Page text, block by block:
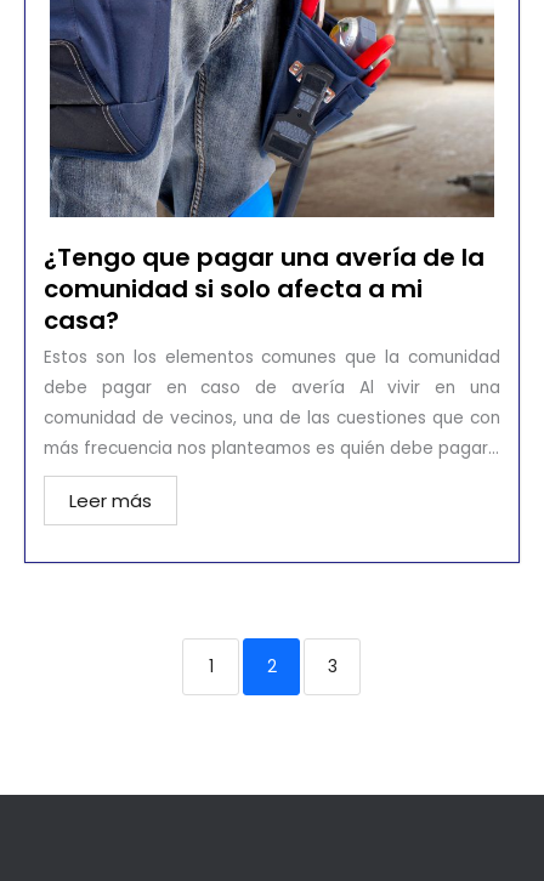
¿Tengo que pagar una avería de la
comunidad si solo afecta a mi
casa?
Estos son los elementos comunes que la comunidad
debe pagar en caso de avería Al vivir en una
comunidad de vecinos, una de las cuestiones que con
más frecuencia nos planteamos es quién debe pagar...
Leer más
1 2 3